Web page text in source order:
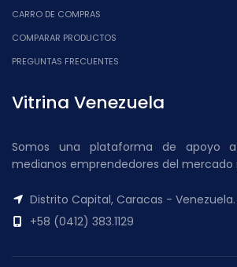
CARRO DE COMPRAS
COMPARAR PRODUCTOS
PREGUNTAS FRECUENTES
Vitrina Venezuela
Somos una plataforma de apoyo
medianos emprendedores del mercado
Distrito Capital, Caracas - Venezuela.
+58 (0412) 383.1129